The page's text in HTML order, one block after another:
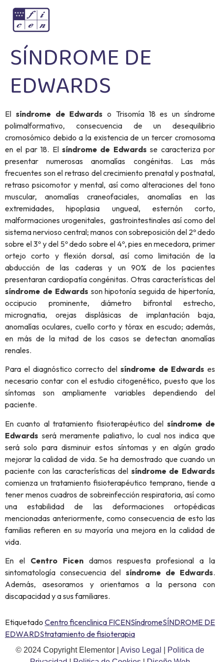
SÍNDROME DE
EDWARDS
El síndrome de Edwards o Trisomía 18 es un síndrome
polimalformativo, consecuencia de un desequilibrio
cromosómico debido a la existencia de un tercer cromosoma
en el par 18. El síndrome de Edwards se caracteriza por
presentar numerosas anomalías congénitas. Las más
frecuentes son el retraso del crecimiento prenatal y postnatal,
retraso psicomotor y mental, así como alteraciones del tono
muscular, anomalías craneofaciales, anomalías en las
extremidades, hipoplasia ungueal, esternón corto,
malformaciones urogenitales, gastrointestinales así como del
sistema nervioso central; manos con sobreposición del 2º dedo
sobre el 3º y del 5º dedo sobre el 4º, pies en mecedora, primer
ortejo corto y flexión dorsal, así como limitación de la
abducción de las caderas y un 90% de los pacientes
presentaran cardiopatía congénitas. Otras características del
síndrome de Edwards son hipotonía seguida de hipertonía,
occipucio prominente, diámetro bifrontal estrecho,
micrognatia, orejas displásicas de implantación baja,
anomalías oculares, cuello corto y tórax en escudo; además,
en más de la mitad de los casos se detectan anomalías
renales.
Para el diagnóstico correcto del síndrome de Edwards es
necesario contar con el estudio citogenético, puesto que los
síntomas son ampliamente variables dependiendo del
paciente.
En cuanto al tratamiento fisioterapéutico del síndrome de
Edwards será meramente paliativo, lo cual nos indica que
será solo para disminuir estos síntomas y en algún grado
mejorar la calidad de vida. Se ha demostrado que cuando un
paciente con las características del síndrome de Edwards
comienza un tratamiento fisioterapéutico temprano, tiende a
tener menos cuadros de sobreinfección respiratoria, así como
una estabilidad de las deformaciones ortopédicas
mencionadas anteriormente, como consecuencia de esto las
familias refieren en su mayoría una mejora en la calidad de
vida.
En el Centro Ficendamos respuesta profesional a la
sintomatología consecuencia del síndrome de Edwards.
Además, asesoramos y orientamos a la persona con
discapacidad y a sus familiares.
Etiquetado Centro ficenclinica FICENSíndromeSÍNDROME DE
EDWARDStratamiento de fisioterapia
© 2024 Copyright Elementor | Aviso Legal
Politica de